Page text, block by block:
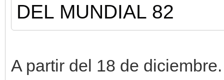
DEL MUNDIAL 82
A partir del 18 de diciembre.